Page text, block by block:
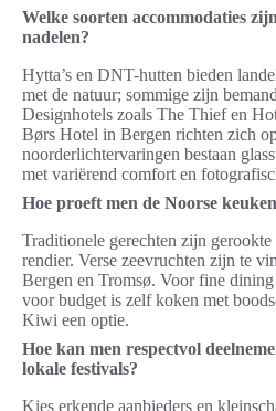
Welke soorten accommodaties
nadelen?
Hytta’s en DNT-hutten bieden
met de natuur; sommige zijn
Designhotels zoals The Thief en
Børs Hotel in Bergen richten zich
noorderlichtervaringen bestaan
met variërend comfort en
Hoe proeft men de Noorse
Traditionele gerechten zijn
rendier. Verse zeevruchten zijn te
Bergen en Tromsø. Voor fine
voor budget is zelf koken met
Kiwi een optie.
Hoe kan men respectvol
lokale festivals?
Kies erkende aanbieders en